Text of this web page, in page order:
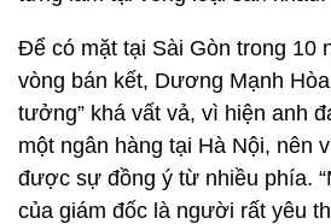
Để có mặt tại Sài Gòn trong 10
vòng bán kết, Dương Mạnh
tưởng” khá vất vả, vì hiện anh
một ngân hàng tại Hà Nội, nên
được sự đồng ý từ nhiều phía.
của giám đốc là người rất yêu